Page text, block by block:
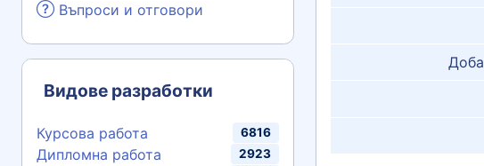
Въпроси и отговори
Видове разработки
Курсова работа 6816
Дипломна работа 2923